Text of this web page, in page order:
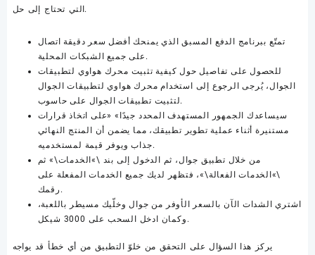
التي تحتاج إلى حل.
تمتّع ببرنامج الدفع المسبق الذي يمنحك أفضل سعر دقيقة اتصال
على جميع الشبكات المحلية.
للحصول على تفاصيل حول كيفية تثبيت محرك هواوي لتطبيقات
الجوال، يُرجى الرجوع إلى استخدام محرك هواوي لتطبيقات الجوال
لتثبيت تطبيقات الجوال على حاسوب.
سيساعدك الجمهور المستهدف المحدد جيدًا» «على اتخاذ قرارات
مستنيرة أثناء عملية تطوير تطبيقك، مما يضمن أن المنتج النهائي
جذاب ويوفر قيمة لمستخدميه.
من خلال تطبيق جوال، ثم الدخول إلى بند \»الخدمات\» ثم
\»الخدمات الفعالة\»، فتظهر لديك جميع الخدمات المفعلة على
رقمك.
اشتري الشدات الآن بالسعر الأوفر من جوال وخلّيك مسيطر باللعبة،
وكمان ادخل السحب على 3000 شيكل.
يركز هذا السؤال على التحقق من خلوّ التطبيق من أي خطأ قد يواجه